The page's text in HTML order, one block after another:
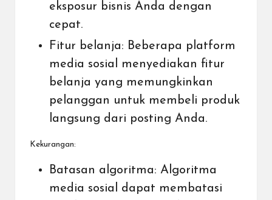
eksposur bisnis Anda dengan
cepat.
Fitur belanja: Beberapa platform
media sosial menyediakan fitur
belanja yang memungkinkan
pelanggan untuk membeli produk
langsung dari posting Anda.
Kekurangan:
Batasan algoritma: Algoritma
media sosial dapat membatasi